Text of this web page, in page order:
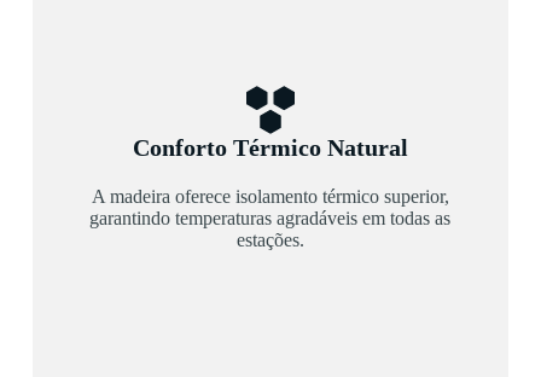
Conforto Térmico Natural
A madeira oferece isolamento térmico superior,
garantindo temperaturas agradáveis em todas as
estações.